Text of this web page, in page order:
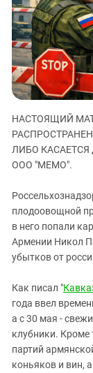
Дагестан
Ингушетия
Кабардино-
Калмыкия
Карачаево-
Краснодарский
Российская
Северная
СКФО
Южная Осетия
Южный Кавказ
ЮФО
НАСТОЯЩИЙ
ЛИБО
ООО "МЕМО".
плодоовощной
в него попали
Армении Никол
убытков от
Как писал "
года ввел
а с 30 мая -
клубники. Кроме
партий
коньяков и вин,